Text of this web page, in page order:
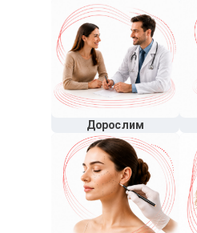
Дорослим